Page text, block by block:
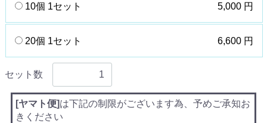
10個 1セット 5,000 円
20個 1セット 6,600 円
セット数
[ヤマト便]は下記の制限がございます為、予めご承知お
きください